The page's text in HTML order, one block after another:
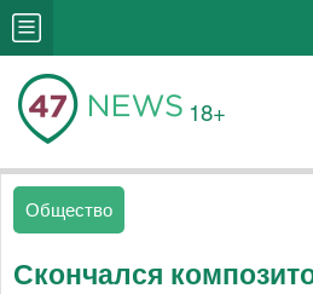
18+
Общество
Скончался